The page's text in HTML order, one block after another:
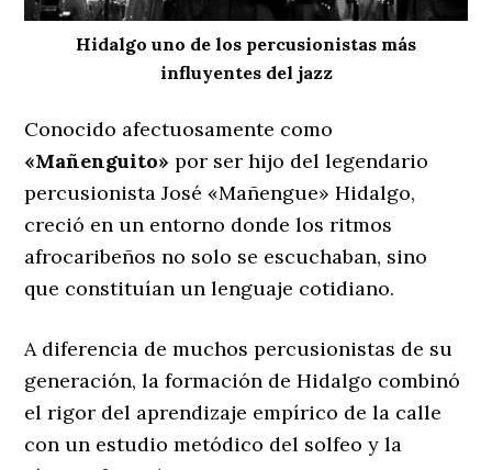
Hidalgo uno de los percusionistas más
influyentes del jazz
Conocido afectuosamente como
«Mañenguito» por ser hijo del legendario
percusionista José «Mañengue» Hidalgo,
creció en un entorno donde los ritmos
afrocaribeños no solo se escuchaban, sino
que constituían un lenguaje cotidiano.
A diferencia de muchos percusionistas de su
generación, la formación de Hidalgo combinó
el rigor del aprendizaje empírico de la calle
con un estudio metódico del solfeo y la